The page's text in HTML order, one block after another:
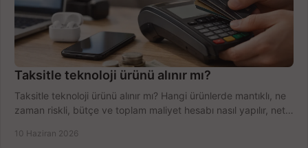
Taksitle teknoloji ürünü alınır mı?
Taksitle teknoloji ürünü alınır mı? Hangi ürünlerde mantıklı, ne
zaman riskli, bütçe ve toplam maliyet hesabı nasıl yapılır, net
10 Haziran 2026